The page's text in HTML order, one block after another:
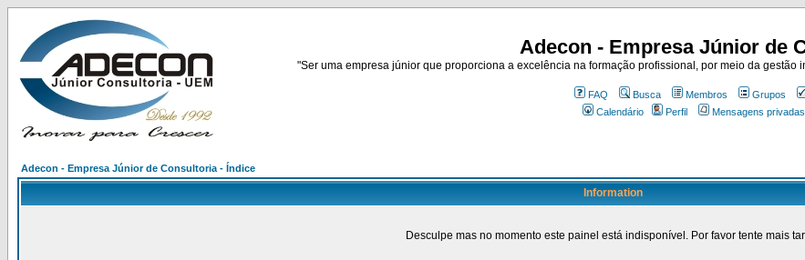
Adecon - Empresa Júnior de
"Ser uma empresa júnior que proporciona a excelência na formação profissional, por meio da
FAQ Busca Membros Grupos
Calendário
Perfil Mensagens privadas
Adecon - Empresa Júnior de Consultoria - Índice
Information
Desculpe mas no momento este painel está indisponível. Por favor tente mais